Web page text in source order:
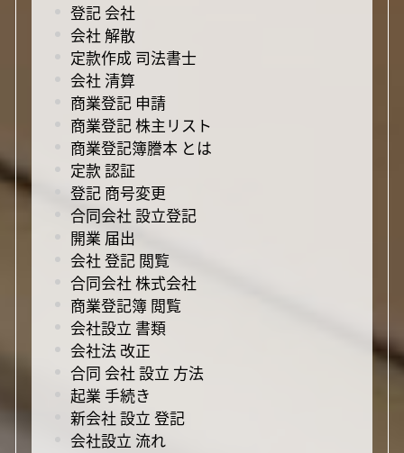
登記 会社
会社 解散
定款作成 司法書士
会社 清算
商業登記 申請
商業登記 株主リスト
商業登記簿謄本 とは
定款 認証
登記 商号変更
合同会社 設立登記
開業 届出
会社 登記 閲覧
合同会社 株式会社
商業登記簿 閲覧
会社設立 書類
会社法 改正
合同 会社 設立 方法
起業 手続き
新会社 設立 登記
会社設立 流れ